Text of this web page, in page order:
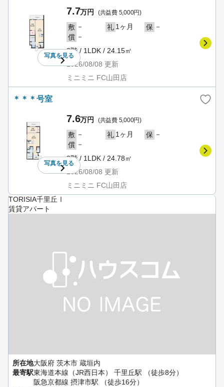
写真を見る
7.7万円 (共益費 5,000円)
敷 － 礼 1ヶ月 保 －
償 －
3階 / 1LDK / 24.15㎡
2026/08/08 更新
ミニミニ FC山田店
＊＊＊号室
写真を見る
7.6万円 (共益費 5,000円)
敷 － 礼 1ヶ月 保 －
償 －
3階 / 1LDK / 24.78㎡
2026/08/08 更新
ミニミニ FC山田店
TORISIA千里丘Ⅰ
賃貸アパート
所在地大阪府 茨木市 蔵垣内
最寄駅東海道本線（JR西日本） 千里丘駅 （徒歩8分）
阪急京都線 摂津市駅 （徒歩16分）